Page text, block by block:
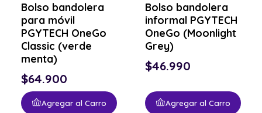
Bolso bandolera
para móvil
PGYTECH OneGo
Classic (verde
menta)
$64.900
Agregar al Carro
Bolso bandolera
informal PGYTECH
OneGo (Moonlight
Grey)
$46.990
Agregar al Carro